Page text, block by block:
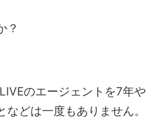
？
のエージェントを7年や
などは一度もありません。